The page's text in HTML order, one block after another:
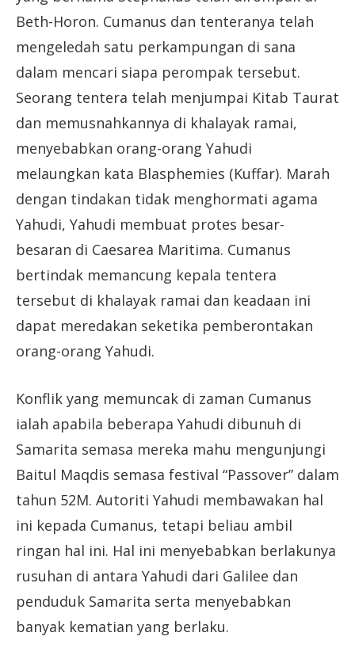
Beth-Horon. Cumanus dan tenteranya telah
mengeledah satu perkampungan di sana
dalam mencari siapa perompak tersebut.
Seorang tentera telah menjumpai Kitab Taurat
dan memusnahkannya di khalayak ramai,
menyebabkan orang-orang Yahudi
melaungkan kata Blasphemies (Kuffar). Marah
dengan tindakan tidak menghormati agama
Yahudi, Yahudi membuat protes besar-
besaran di Caesarea Maritima. Cumanus
bertindak memancung kepala tentera
tersebut di khalayak ramai dan keadaan ini
dapat meredakan seketika pemberontakan
orang-orang Yahudi.
Konflik yang memuncak di zaman Cumanus
ialah apabila beberapa Yahudi dibunuh di
Samarita semasa mereka mahu mengunjungi
Baitul Maqdis semasa festival “Passover” dalam
tahun 52M. Autoriti Yahudi membawakan hal
ini kepada Cumanus, tetapi beliau ambil
ringan hal ini. Hal ini menyebabkan berlakunya
rusuhan di antara Yahudi dari Galilee dan
penduduk Samarita serta menyebabkan
banyak kematian yang berlaku.